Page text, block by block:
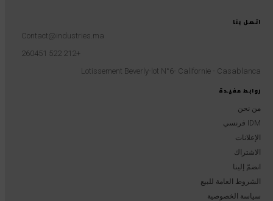
روابط مفيدة
من نحن
IDM فرنسي
الإعلانات
الاشتراك
انضمّ إلينا
الشروط العامة للبيع
سياسة الخصوصية
اتصل بنا
Contact@industries.ma
+212 522 260451
Lotissement Beverly-lot N°6- Californie - Casablanca